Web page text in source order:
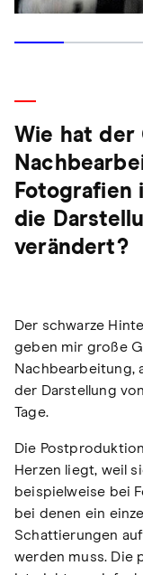
Wie hat der
Fotografien
die
verändert?
Der schwarze
geben mir große
Nachbearbeitung,
der Darstellung
Tage.
Die
Herzen liegt, weil
beispielweise bei
bei denen ein
Schattierungen
werden muss. Die